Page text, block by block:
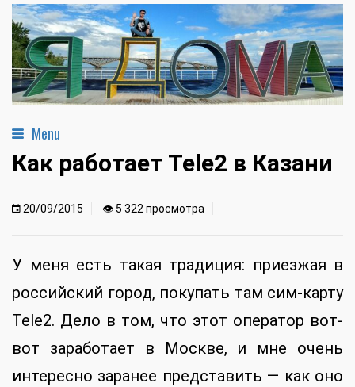
Menu
Как работает Tele2 в Казани
20/09/2015 👁 5 322 просмотра
У меня есть такая традиция: приезжая в
российский город, покупать там сим-карту
Tele2. Дело в том, что этот оператор вот-
вот заработает в Москве, и мне очень
интересно заранее представить — как оно